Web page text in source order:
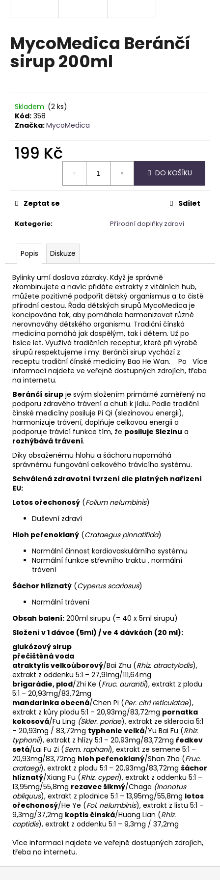
MycoMedica Beránčí
sirup 200ml
Skladem (2 ks)
Kód: 358
Značka:MycoMedica
199 Kč
DO KOŠÍKU
Kategorie: Přírodní doplňky zdraví
Zeptat se Sdílet
Popis Diskuze
Bylinky umí doslova zázraky. Když je správně
zkombinujete a navíc přidáte extrakty z vitálních hub,
můžete pozitivně podpořit dětský organismus a to čistě
přírodní cestou. Řada dětských sirupů MycoMedica je
koncipována tak, aby pomáhala harmonizovat různé
nerovnováhy dětského organismu. Tradiční čínská
medicína pomáhá jak dospělým, tak i dětem. Už po
tisíce let. Využívá tradičních receptur, které při výrobě
sirupů respektujeme i my. Beránčí sirup vychází z
receptu tradiční čínské medicíny Bao He Wan. Po Více
informací najdete ve veřejně dostupných zdrojích, třeba
na internetu.
Beránčí sirup je svým složením primárně zaměřený na
podporu zdravého trávení a chuti k jídlu. Podle tradiční
čínské medicíny posiluje Pi Qi (slezinovou energii),
harmonizuje trávení, doplňuje celkovou energii a
podporuje trávicí funkce tím, že posiluje Slezinu a
rozhýbává trávení.
Díky obsaženému hlohu a šáchoru napomáhá
správnému fungování celkového trávicího systému.
Schválená zdravotní tvrzení dle platných nařízení
EU:
Lotos ořechonosý (Folium nelumbinis)
Duševní zdraví
Hloh peřenoklaný (Crataegus pinnatifida)
Normální činnost kardiovaskulárního systému
Normální funkce střevního traktu , normální
trávení
Šáchor hlíznatý (Cyperus scariosus)
Normální trávení
Obsah balení: 200ml sirupu (= 40 x 5ml sirupu)
Složení v 1 dávce (5ml) / ve 4 dávkách (20 ml):
glukózový sirup
přečištěná voda
atraktylis velkoúborový/Bai Zhu (Rhiz. atractylodis),
extrakt z oddenku 5:1 – 27,91mg/111,64mg
brigarádie, plod/Zhi Ke (Fruc. aurantii), extrakt z plodu
5:1 – 20,93mg/83,72mg
mandarinka obecná/Chen Pi (Per. citri reticulatae),
extrakt z kůry plodu 5:1 – 20,93mg/83,72mg pornatka
kokosová/Fu Ling (Skler. poriae), extrakt ze sklerocia 5:1
– 20,93mg / 83,72mg typhonie velká/Yu Bai Fu (Rhiz.
typhonii), extrakt z hlízy 5:1 – 20,93mg/83,72mg ředkev
setá/Lai Fu Zi (Sem. raphani), extrakt ze semene 5:1 –
20,93mg/83,72mg hloh peřenoklaný/Shan Zha (Fruc.
crataegi), extrakt z plodu 5:1 – 20,93mg/83,72mg šáchor
hlíznatý/Xiang Fu (Rhiz. cyperi), extrakt z oddenku 5:1 –
13,95mg/55,8mg rezavec šikmý/Chaga (Inonotus
obliquus), extrakt z plodnice 5:1 – 13,95mg/55,8mg lotos
ořechonosý/He Ye (Fol. nelumbinis), extrakt z listu 5:1 –
9,3mg/37,2mg koptis čínská/Huang Lian (Rhiz.
coptidis), extrakt z oddenku 5:1 – 9,3mg / 37,2mg
Více informací najdete ve veřejně dostupných zdrojích,
třeba na internetu.
í
t
?
o
č
m
e
PARFÉMOVÁ
VODA
-
ZAHRA
ARABIA
-
AYAT
100ML
1
290
Kč
Z